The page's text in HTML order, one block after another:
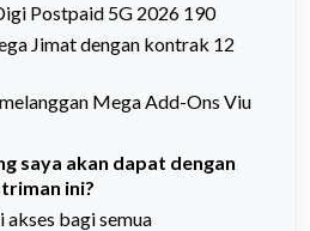
Postpaid 5G 2026 190
Jimat dengan kontrak 12
Mega Add-Ons Viu
saya akan dapat dengan
ini?
bagi semua